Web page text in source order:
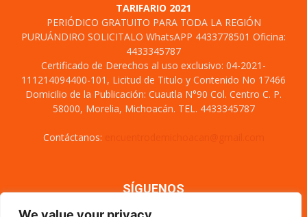
TARIFARIO 2021
PERIÓDICO GRATUITO PARA TODA LA REGIÓN
PURUÁNDIRO SOLICITALO WhatsAPP 4433778501 Oficina:
4433345787
Certificado de Derechos al uso exclusivo: 04-2021-
111214094400-101, Licitud de Titulo y Contenido No 17466
Domicilio de la Publicación: Cuautla N°90 Col. Centro C. P.
58000, Morelia, Michoacán. TEL. 4433345787
Contáctanos:
SÍGUENOS